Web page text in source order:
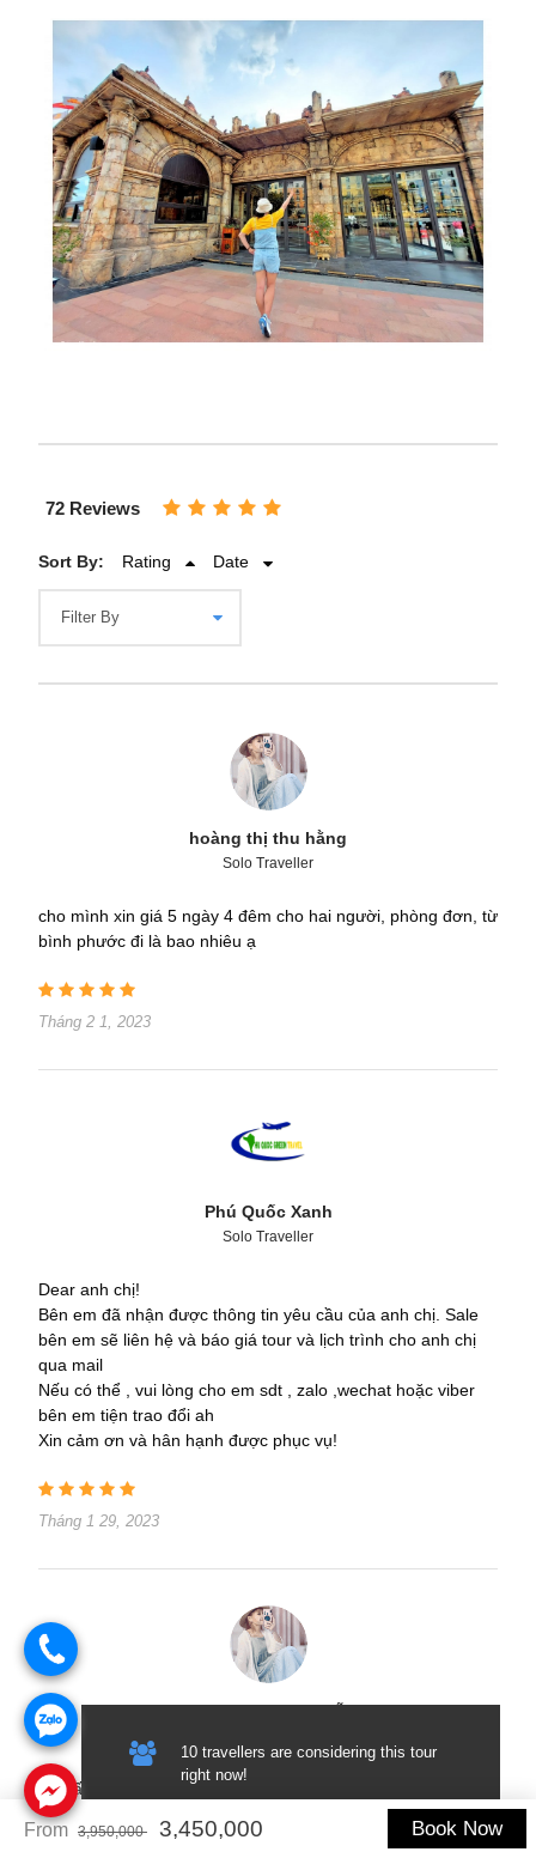
72 Reviews
Sort By: Rating Date
hoàng thị thu hằng
Solo Traveller
cho mình xin giá 5 ngày 4 đêm cho hai người, phòng đơn, từ
bình phước đi là bao nhiêu ạ
Tháng 2 1, 2023
Phú Quốc Xanh
Solo Traveller
Dear anh chị!
Bên em đã nhận được thông tin yêu cầu của anh chị. Sale
bên em sẽ liên hệ và báo giá tour và lịch trình cho anh chị
qua mail
Nếu có thể , vui lòng cho em sdt , zalo ,wechat hoặc viber
bên em tiện trao đổi ah
Xin cảm ơn và hân hạnh được phục vụ!
Tháng 1 29, 2023
Trudy Donna Nguyễn
Tư vấn cho em tour Rạch Giá- Phú Quốc 5 ngày 4 đêm 20-
24/7 ạ
10 travellers are considering this tour
right now!
From 3,950,000 3,450,000 Book Now
.
.
.